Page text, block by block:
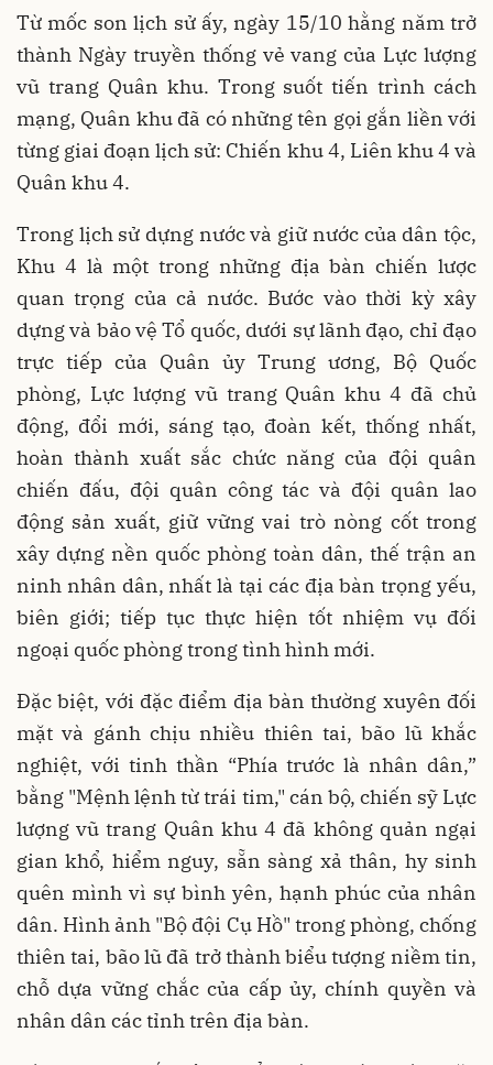
Từ mốc son lịch sử ấy, ngày 15/10 hằng năm trở
thành Ngày truyền thống vẻ vang của Lực lượng
vũ trang Quân khu. Trong suốt tiến trình cách
mạng, Quân khu đã có những tên gọi gắn liền với
từng giai đoạn lịch sử: Chiến khu 4, Liên khu 4 và
Quân khu 4.
Trong lịch sử dựng nước và giữ nước của dân tộc,
Khu 4 là một trong những địa bàn chiến lược
quan trọng của cả nước. Bước vào thời kỳ xây
dựng và bảo vệ Tổ quốc, dưới sự lãnh đạo, chỉ đạo
trực tiếp của Quân ủy Trung ương, Bộ Quốc
phòng, Lực lượng vũ trang Quân khu 4 đã chủ
động, đổi mới, sáng tạo, đoàn kết, thống nhất,
hoàn thành xuất sắc chức năng của đội quân
chiến đấu, đội quân công tác và đội quân lao
động sản xuất, giữ vững vai trò nòng cốt trong
xây dựng nền quốc phòng toàn dân, thế trận an
ninh nhân dân, nhất là tại các địa bàn trọng yếu,
biên giới; tiếp tục thực hiện tốt nhiệm vụ đối
ngoại quốc phòng trong tình hình mới.
Đặc biệt, với đặc điểm địa bàn thường xuyên đối
mặt và gánh chịu nhiều thiên tai, bão lũ khắc
nghiệt, với tinh thần “Phía trước là nhân dân,”
bằng "Mệnh lệnh từ trái tim," cán bộ, chiến sỹ Lực
lượng vũ trang Quân khu 4 đã không quản ngại
gian khổ, hiểm nguy, sẵn sàng xả thân, hy sinh
quên mình vì sự bình yên, hạnh phúc của nhân
dân. Hình ảnh "Bộ đội Cụ Hồ" trong phòng, chống
thiên tai, bão lũ đã trở thành biểu tượng niềm tin,
chỗ dựa vững chắc của cấp ủy, chính quyền và
nhân dân các tỉnh trên địa bàn.